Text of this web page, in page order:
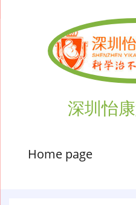
深圳怡
Home page